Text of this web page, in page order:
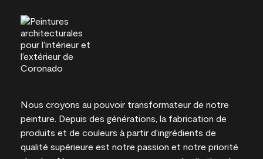
Nous croyons au pouvoir transformateur de notre
peinture. Depuis des générations, la fabrication de
produits et de couleurs à partir d’ingrédients de
qualité supérieure est notre passion et notre priorité